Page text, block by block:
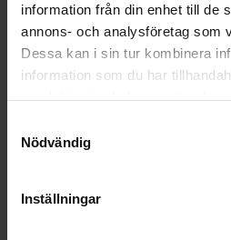
information från din enhet till de
annons- och analysföretag som
Dessa kan i sin tur kombinera
information som du har
Nödvändig
Inställningar
Kuori ja leikkaa punasipuli
myös lehtisellerin varret.
Sekoita marinadin ainekset ja
Anna salaatin marinoitua
vuorokauden ajan.
Ohje: Kotimaiset Kasvikset ry